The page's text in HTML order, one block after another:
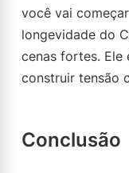
você vai
longevidade do
cenas fortes.
construir tensão
Conclusão